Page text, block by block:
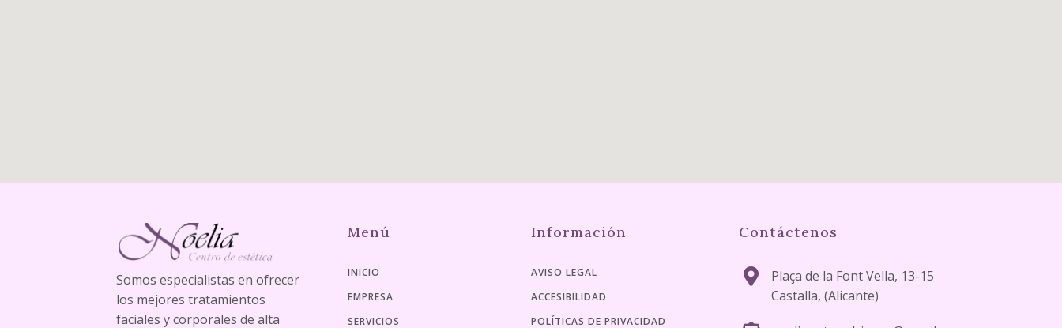
Somos especialistas en ofrecer
los mejores tratamientos
faciales y corporales de alta
Menú
INICIO
EMPRESA
SERVICIOS
Información
AVISO LEGAL
ACCESIBILIDAD
POLÍTICAS DE PRIVACIDAD
Contáctenos
Plaça de la Font Vella, 13-15
Castalla, (Alicante)